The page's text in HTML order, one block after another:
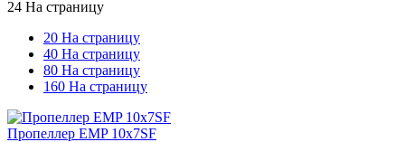
24 На страницу
20 На страницу
40 На страницу
80 На страницу
160 На страницу
Пропеллер EMP 10x7SF